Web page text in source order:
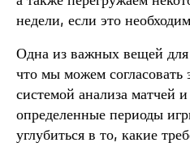
недели, если это
Одна из важных вещей для
что мы можем согласовать
системой анализа матчей
определенные периоды
углубиться в то, какие